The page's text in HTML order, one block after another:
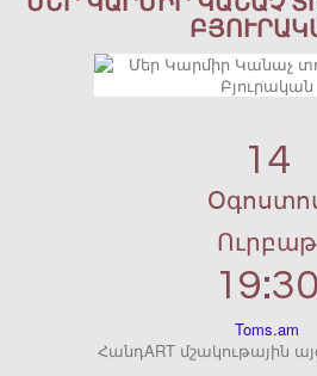
14
Ուրբաթ
19:30
Toms.am
ՀանդART մշակութային